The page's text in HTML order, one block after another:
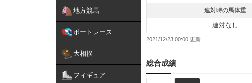
地方競馬
ボートレース
大相撲
フィギュア
連対時の馬体重
連対なし
2021/12/23 00:00
総合成績